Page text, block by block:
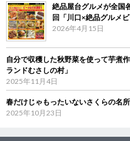
絶品屋台グルメが全国
回「川口×絶品グルメ
2026年4月15日
自分で収穫した秋野菜を使って芋煮
ランドむさしの村」
2025年11月4日
春だけじゃもったいないさくらの名
2025年10月23日